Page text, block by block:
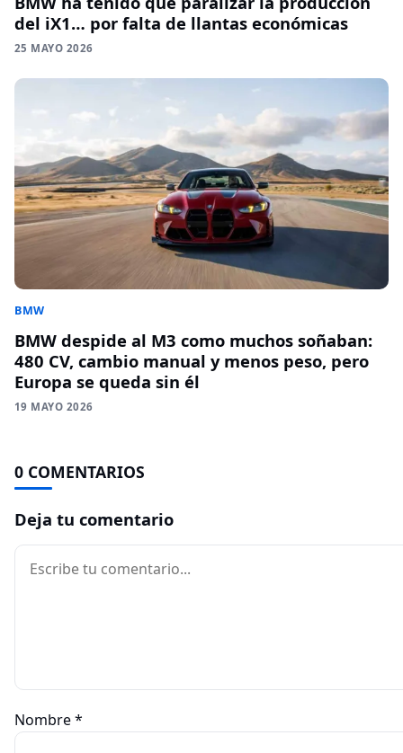
del iX1… por falta de llantas económicas
25 MAYO 2026
BMW
BMW despide al M3 como muchos soñaban:
480 CV, cambio manual y menos peso, pero
Europa se queda sin él
19 MAYO 2026
0 COMENTARIOS
Deja tu comentario
Comentario
Nombre*